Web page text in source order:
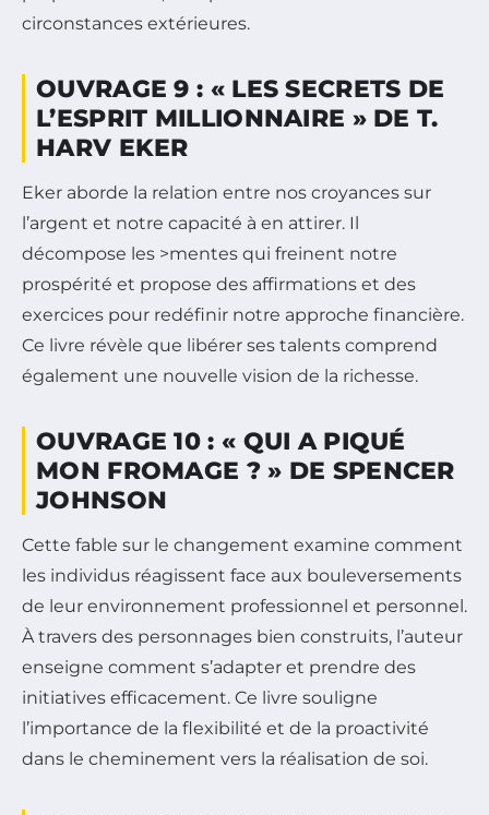
circonstances extérieures.
OUVRAGE 9 : « LES SECRETS DE
L’ESPRIT MILLIONNAIRE » DE T.
HARV EKER
Eker aborde la relation entre nos croyances sur
l’argent et notre capacité à en attirer. Il
décompose les >mentes qui freinent notre
prospérité et propose des affirmations et des
exercices pour redéfinir notre approche financière.
Ce livre révèle que libérer ses talents comprend
également une nouvelle vision de la richesse.
OUVRAGE 10 : « QUI A PIQUÉ
MON FROMAGE ? » DE SPENCER
JOHNSON
Cette fable sur le changement examine comment
les individus réagissent face aux bouleversements
de leur environnement professionnel et personnel.
À travers des personnages bien construits, l’auteur
enseigne comment s’adapter et prendre des
initiatives efficacement. Ce livre souligne
l’importance de la flexibilité et de la proactivité
dans le cheminement vers la réalisation de soi.